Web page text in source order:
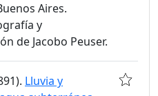
Aires.
y
de Jacobo Peuser.
Lluvia y